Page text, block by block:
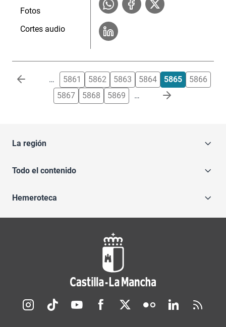
Fotos
Cortes audio
Paginación … 5861 5862 5863 5864 5865
5866
5867
5868 5869 …
La región
Todo el contenido
Hemeroteca
Redes sociales JCCM